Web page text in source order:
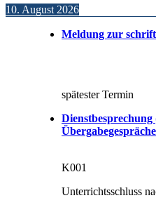
10. August 2026
Meldung zur
spätester Termin
K001
Unterrichtsschluss